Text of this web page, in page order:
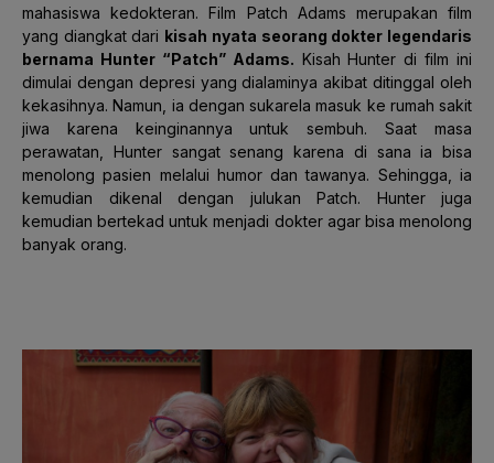
mahasiswa kedokteran. Film Patch Adams merupakan film
yang diangkat dari kisah nyata seorang dokter legendaris
bernama Hunter “Patch” Adams. Kisah Hunter di film ini
dimulai dengan depresi yang dialaminya akibat ditinggal oleh
kekasihnya. Namun, ia dengan sukarela masuk ke rumah sakit
jiwa karena keinginannya untuk sembuh. Saat masa
perawatan, Hunter sangat senang karena di sana ia bisa
menolong pasien melalui humor dan tawanya. Sehingga, ia
kemudian dikenal dengan julukan Patch. Hunter juga
kemudian bertekad untuk menjadi dokter agar bisa menolong
banyak orang.